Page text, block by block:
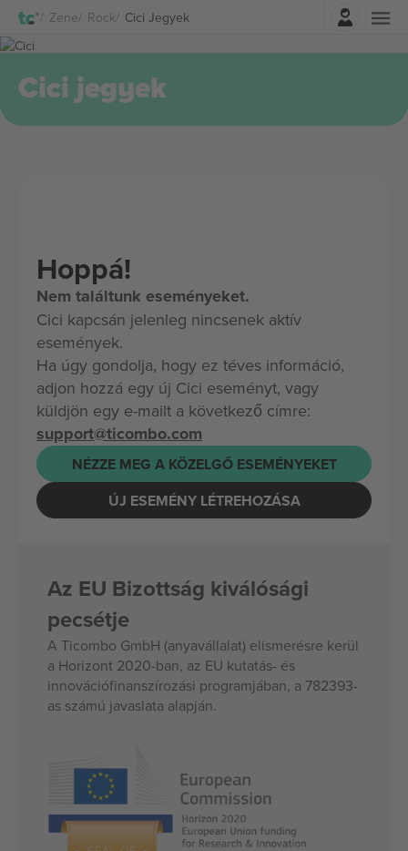
Zene Rock Cici Jegyek
Cici jegyek
Hoppá!
Nem találtunk eseményeket.
Cici kapcsán jelenleg nincsenek aktív
események.
Ha úgy gondolja, hogy ez téves információ,
adjon hozzá egy új Cici eseményt, vagy
küldjön egy e-mailt a következő címre:
support@ticombo.com
NÉZZE MEG A KÖZELGŐ ESEMÉNYEKET
ÚJ ESEMÉNY LÉTREHOZÁSA
Az EU Bizottság kiválósági
pecsétje
A Ticombo GmbH (anyavállalat) elismerésre kerül
a Horizont 2020-ban, az EU kutatás- és
innovációfinanszírozási programjában, a 782393-
as számú javaslata alapján.